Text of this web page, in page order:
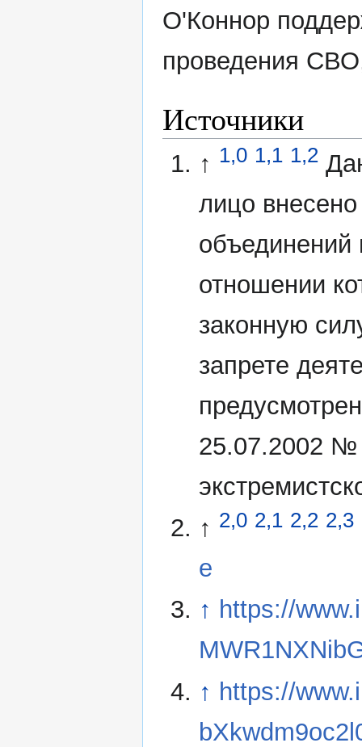
О'Коннор
проведения
Источники
↑ 1,0 1,1 1,2
лицо
объединений
отношении
законную
запрете
25.07.2002 №
↑ 2,0 2,1 2,2 2,3
e
↑ https://
↑ https://